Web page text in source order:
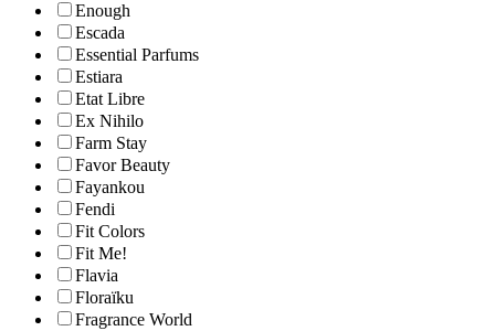
Enough
Escada
Essential Parfums
Estiara
Etat Libre
Ex Nihilo
Farm Stay
Favor Beauty
Fayankou
Fendi
Fit Colors
Fit Me!
Flavia
Floraïku
Fragrance World